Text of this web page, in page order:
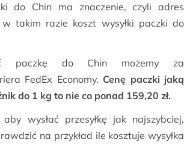
do Chin ma znaczenie, czyli adres
takim razie koszt wysyłki paczki do
paczkę do Chin możemy za
FedEx Economy. Cenę paczki jaką
do 1 kg to nie co ponad 159,20 zł.
wysłać przesyłkę jak najszybciej,
na przykład ile kosztuje wysyłka